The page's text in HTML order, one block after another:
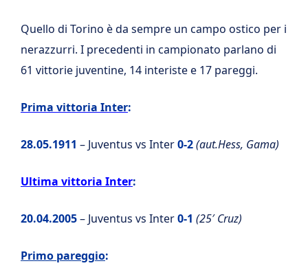
Quello di Torino è da sempre un campo ostico per i
nerazzurri. I precedenti in campionato parlano di
61 vittorie juventine, 14 interiste e 17 pareggi.
Prima vittoria Inter:
28.05.1911 – Juventus vs Inter0-2(aut.Hess, Gama)
Ultima vittoria Inter:
20.04.2005– Juventus vs Inter0-1 (25′ Cruz)
Primo pareggio: